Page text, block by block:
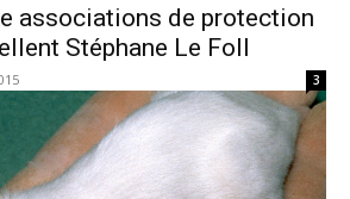
associations de protection
Stéphane Le Foll
3